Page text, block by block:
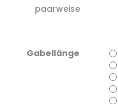
paarweise
Gabellänge